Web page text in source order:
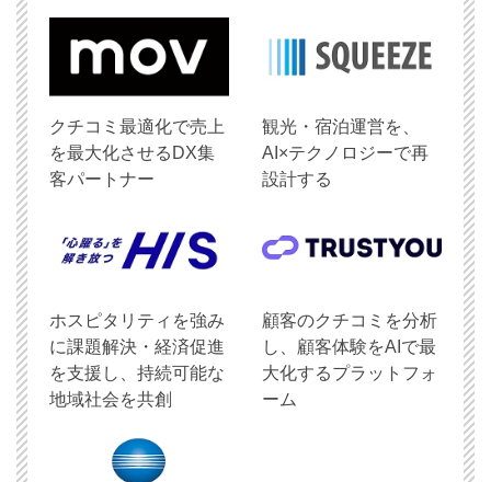
クチコミ最適化で売上
を最大化させるDX集
客パートナー
観光・宿泊運営を、
AI×テクノロジーで再
設計する
ホスピタリティを強み
に課題解決・経済促進
を支援し、持続可能な
地域社会を共創
顧客のクチコミを分析
し、顧客体験をAIで最
大化するプラットフォ
ーム